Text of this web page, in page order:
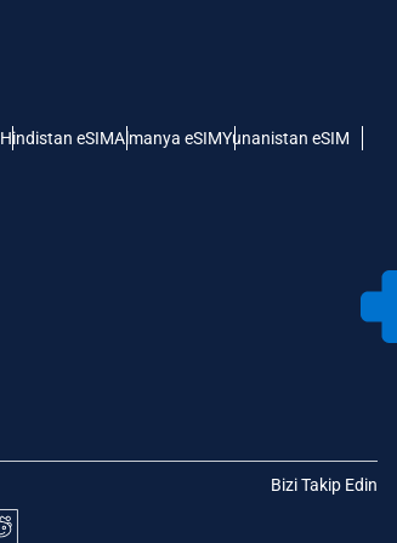
Hindistan eSIMAlmanya eSIMYunanistan eSIM
Bizi Takip Edin